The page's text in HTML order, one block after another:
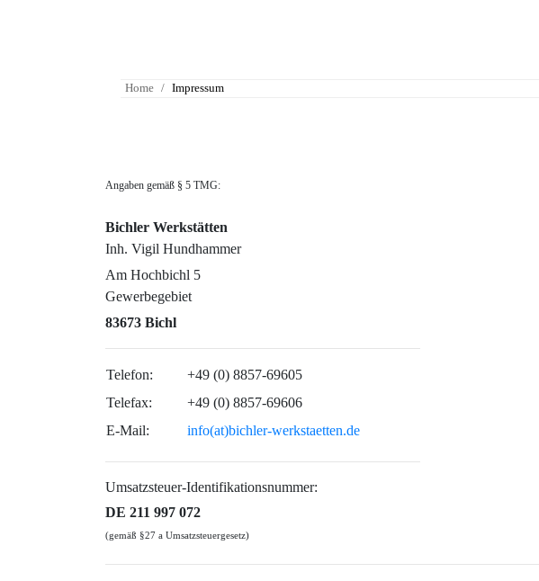
Home Impressum
Angaben gemäß § 5 TMG:
Bichler Werkstätten
Inh. Vigil Hundhammer
Am Hochbichl 5
Gewerbegebiet
83673 Bichl
Telefon:
+49 (0) 8857-69605
Telefax:
+49 (0) 8857-69606
E-Mail:
info(at)bichler-werkstaetten.de
Umsatzsteuer-Identifikationsnummer:
DE 211 997 072
(gemäß §27 a Umsatzsteuergesetz)